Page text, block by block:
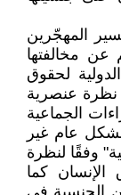
المهجّرين
عن مخالفتها
لحقوق
نظرة عنصرية
الجماعية
بشكل عام غير
وفقًا لنظرة
الإنسان كما